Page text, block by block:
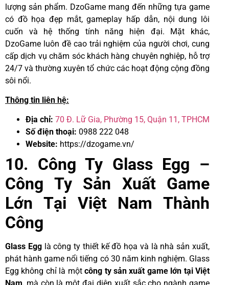
lượng sản phẩm. DzoGame mang đến những tựa game
có đồ họa đẹp mắt, gameplay hấp dẫn, nội dung lôi
cuốn và hệ thống tính năng hiện đại. Mặt khác,
DzoGame luôn đề cao trải nghiệm của người chơi, cung
cấp dịch vụ chăm sóc khách hàng chuyên nghiệp, hỗ trợ
24/7 và thường xuyên tổ chức các hoạt động cộng đồng
sôi nổi.
Thông tin liên hệ:
Địa chỉ: 70 Đ. Lữ Gia, Phường 15, Quận 11, TPHCM
Số điện thoại: 0988 222 048
Website: https://dzogame.vn/
10. Công Ty Glass Egg –
Công Ty Sản Xuất Game
Lớn Tại Việt Nam Thành
Công
Glass Egglà công ty thiết kế đồ họa và là nhà sản xuất,
phát hành game nổi tiếng có 30 năm kinh nghiệm. Glass
Egg không chỉ là mộtcông ty sản xuất game lớn tại Việt